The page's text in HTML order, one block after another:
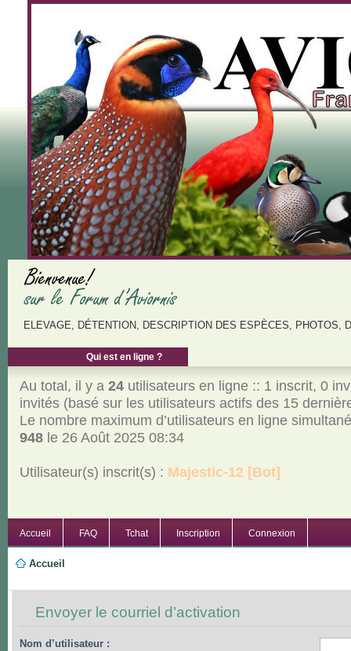
ELEVAGE, DÉTENTION, DESCRIPTION DES ESPÈCES, PHOTOS,
Qui est en ligne ?
Au total, il y a 24utilisateurs en ligne :: 1 inscrit, 0
invités (basé sur les utilisateurs actifs des 15
Le nombre maximum d’utilisateurs en ligne
948le 26 Août 2025 08:34
Utilisateur(s) inscrit(s) : Majestic-12 [Bot]
Accueil FAQ Tchat Inscription Connexion
Accueil
Envoyer le courriel d’activation
Nom d’utilisateur :